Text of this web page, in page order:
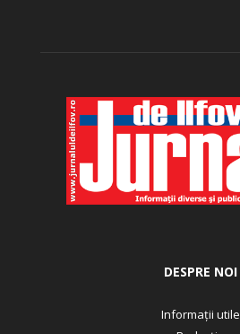
DESPRE NOI
Informații utile